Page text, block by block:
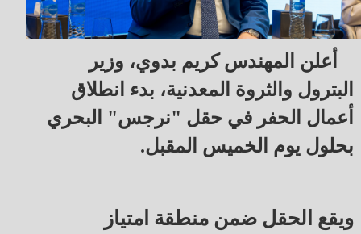
أعلن المهندس كريم بدوي، وزير
البترول والثروة المعدنية، بدء انطلاق
أعمال الحفر في حقل "نرجس" البحري
بحلول يوم الخميس المقبل.
ويقع الحقل ضمن منطقة امتياز